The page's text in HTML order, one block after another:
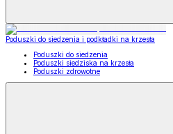
Poduszki do siedzenia i podkładki na krzesła
Poduszki do siedzenia
Poduszki siedziska na krzesła
Poduszki zdrowotne